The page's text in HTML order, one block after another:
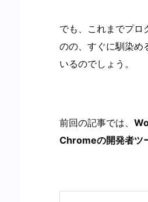
でも、これまでプロ
のの、すぐに馴染め
いるのでしょう。
前回の記事では、
Chromeの開発者ツ